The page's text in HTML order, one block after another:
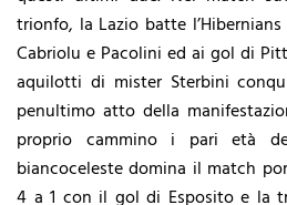
trionfo, la Lazio batte
Cabriolu e Pacolini ed ai gol di
aquilotti di mister Sterbini
penultimo atto della
proprio cammino i pari età
biancoceleste domina il match
4 a 1 con il gol di Esposito e la